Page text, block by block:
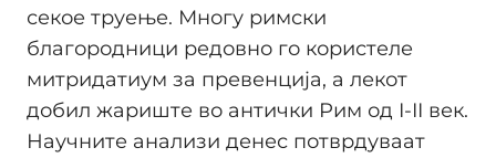
секое труење. Многу римски
благородници редовно го користеле
митридатиум за превенција, а лекот
добил жариште во антички Рим од I-II век.
Научните анализи денес потврдуваат